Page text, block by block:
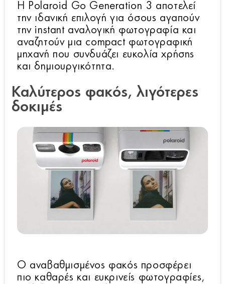
Η Polaroid Go Generation 3 αποτελεί
την ιδανική επιλογή για όσους αγαπούν
την instant αναλογική φωτογραφία και
αναζητούν μια compact φωτογραφική
μηχανή που συνδυάζει ευκολία χρήσης
και δημιουργικότητα.
Καλύτερος φακός, λιγότερες
δοκιμές
Ο αναβαθμισμένος φακός προσφέρει
πιο καθαρές και ευκρινείς φωτογραφίες,